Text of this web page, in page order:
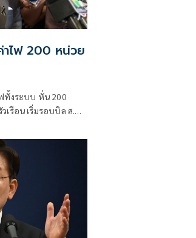
าไฟ 200 หน่วย
ทั้งระบบ หั่น 200
เรือน เริ่มรอบบิล ส.ค.
ลดภาระ ปชช.